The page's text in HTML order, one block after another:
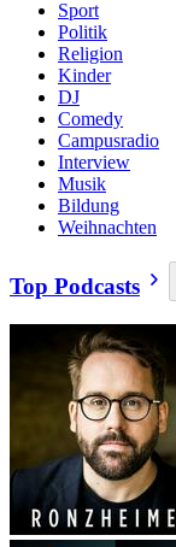
Sport
Politik
Religion
Kinder
DJ
Comedy
Campusradio
Interview
Musik
Bildung
Weihnachten
Top Podcasts